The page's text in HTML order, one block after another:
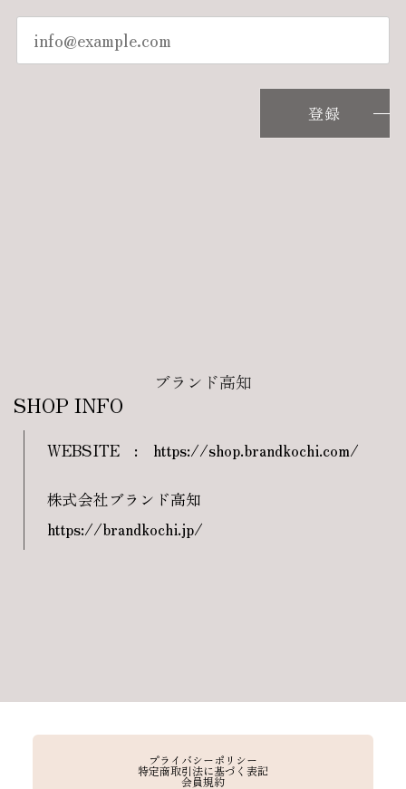
登録
ブランド高知
SHOP INFO
WEBSITE : https://shop.brandkochi.com/
株式会社ブランド高知
https://brandkochi.jp/
プライバシーポリシー
特定商取引法に基づく表記
会員規約